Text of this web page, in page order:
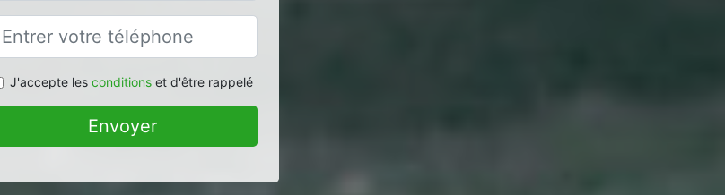
J'accepte les conditionset d'être rappelé
Envoyer